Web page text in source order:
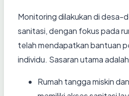
Monitoring dilakukan di desa-
sanitasi, dengan fokus pada
telah mendapatkan bantuan
individu. Sasaran utama
Rumah tangga miskin